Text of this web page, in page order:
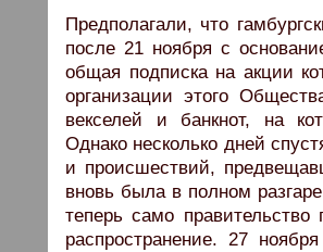
Предполагали, что
после 21 ноября с
общая подписка на акции
организации этого
векселей и банкнот, на
Однако несколько дней
и происшествий,
вновь была в полном
теперь само
распространение. 27